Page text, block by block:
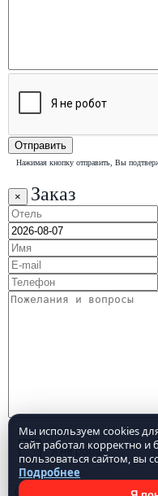
Мы используем cookies
сайт работал корректно
пользоваться сайтом, вы
Подробнее
Нажимая кнопку отправить, Вы
× Заказ